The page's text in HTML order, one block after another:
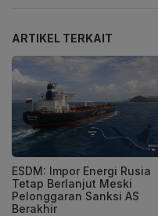
ARTIKEL TERKAIT
ESDM: Impor Energi Rusia
Tetap Berlanjut Meski
Pelonggaran Sanksi AS
Berakhir